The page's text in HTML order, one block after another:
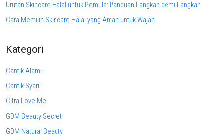
Urutan Skincare Halal untuk Pemula: Panduan Langkah demi Langkah
Cara Memilih Skincare Halal yang Aman untuk Wajah
Kategori
Cantik Alami
Cantik Syari'
Citra Love Me
GDM Beauty Secret
GDM Natural Beauty